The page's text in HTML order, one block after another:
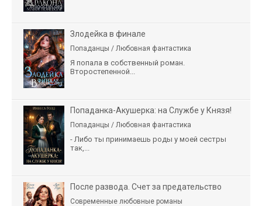
Злодейка в финале
Попаданцы / Любовная фантастика
Я попала в собственный роман.
Второстепенной...
Попаданка-Акушерка: на Службе у Князя!
Попаданцы / Любовная фантастика
- Либо ты принимаешь роды у моей сестры
так,...
После развода. Счет за предательство
Современные любовные романы